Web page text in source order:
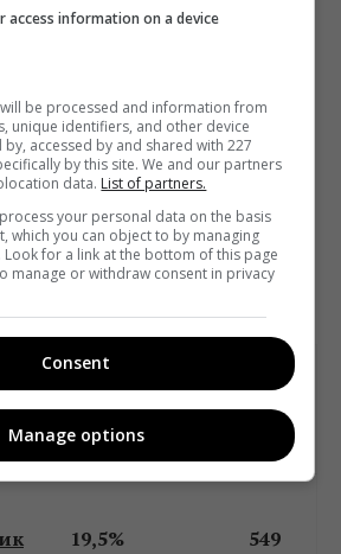
, а ми не дізнаємося, що у
і будемо думати, що вони не
медіа групи, бо не купили
Скільки у нас сімей
платний супутник?
обмеження, результат для
наступний.
% за типом
супутинкового
прийому
абс. в
19,5%
549
access information on a device
be processed and information from
unique identifiers, and other device
accessed by and shared with 227
by this site. We and our partners
data. List of partners.
your personal data on the basis
which you can object to by managing
for a link at the bottom of this page
manage or withdraw consent in privacy
Consent
Manage options